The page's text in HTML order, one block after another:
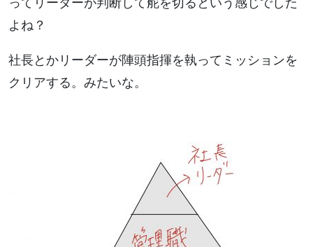
ってリーダーが判断して舵を切るという感じでした
よね？
社長とかリーダーが陣頭指揮を執ってミッションを
クリアする。みたいな。